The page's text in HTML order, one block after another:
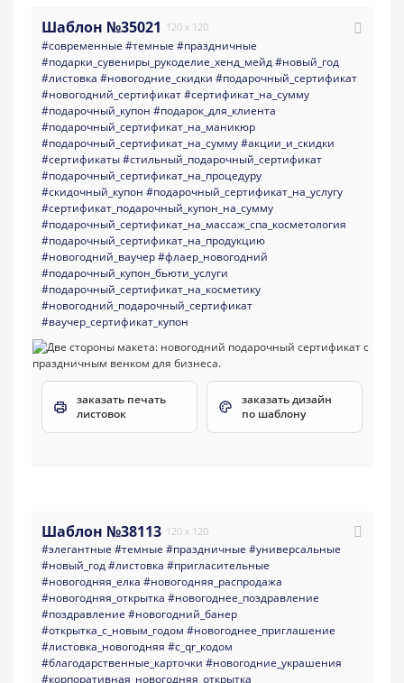
Шаблон №35021 120 x 120
#современные #темные #праздничные
#подарки_сувениры_рукоделие_хенд_мейд#новый_год
#листовка #новогодние_скидки #подарочный_сертификат
#новогодний_сертификат#сертификат_на_сумму
#подарочный_купон #подарок_для_клиента
#подарочный_сертификат_на_маникюр
#подарочный_сертификат_на_сумму#акции_и_скидки
#сертификаты#стильный_подарочный_сертификат
#подарочный_сертификат_на_процедуру
#скидочный_купон #подарочный_сертификат_на_услугу
#сертификат_подарочный_купон_на_сумму
#подарочный_сертификат_на_массаж_спа_косметология
#подарочный_сертификат_на_продукцию
#новогодний_ваучер#флаер_новогодний
#подарочный_купон_бьюти_услуги
#подарочный_сертификат_на_косметику
#новогодний_подарочный_сертификат
#ваучер_сертификат_купон
заказать печать
листовок
заказать дизайн
по шаблону
Шаблон №38113 120 x 120
#элегантные #темные #праздничные #универсальные
#новый_год#листовка #пригласительные
#новогодняя_елка #новогодняя_распродажа
#новогодняя_открытка #новогоднее_поздравление
#поздравление #новогодний_банер
#открытка_с_новым_годом #новогоднее_приглашение
#листовка_новогодняя #с_qr_кодом
#благодарственные_карточки #новогодние_украшения
#корпоративная_новогодняя_открытка